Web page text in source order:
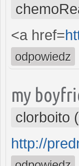
<a href=
odpowiedz
my
clorboito
http://